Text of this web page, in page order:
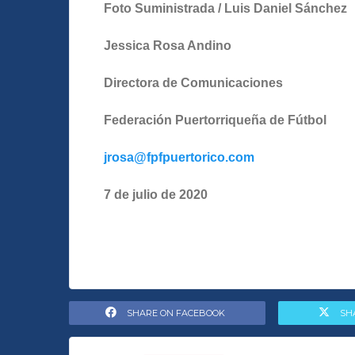
Foto Suministrada / Luis Daniel Sánchez
Jessica Rosa Andino
Directora de Comunicaciones
Federación Puertorriqueña de Fútbol
jrosa@fpfpuertorico.com
7 de julio de 2020
SHARE ON FACEBOOK